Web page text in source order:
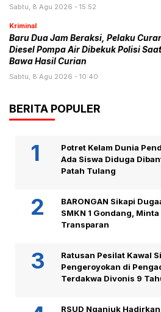
Sabtu, 8 Agu 2026 - 15:52
Kriminal
Baru Dua Jam Beraksi, Pelaku
Diesel Pompa Air Dibekuk Polisi Saat
Bawa Hasil Curian
Sabtu, 8 Agu 2026 - 10:40
BERITA POPULER
Potret Kelam Dunia
Ada Siswa Diduga
Patah Tulang
BARONGAN Sikapi
SMKN 1 Gondang,
Transparan
Ratusan Pesilat Kawal
Pengeroyokan di
Terdakwa Divonis 9
RSUD Nganjuk